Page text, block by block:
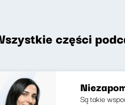
części
Są takie